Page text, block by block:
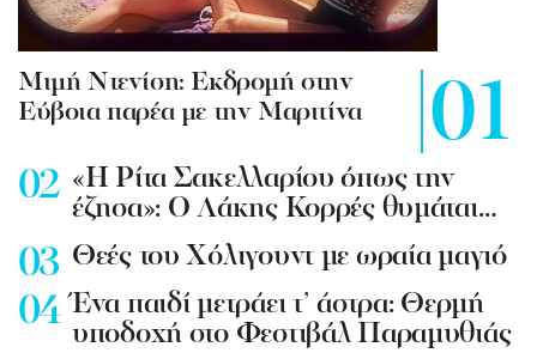
Mιμή Ντενίση: Εκδρομή στην
Εύβοια παρέα με την Μαριτίνα
«Η Ρίτα Σακελλαρίου όπως την
έζησα»: Ο Λάκης Κορρές θυμάται…
Θεές του Χόλιγουντ με ωραία μαγιό
Ένα παιδί μετράει τ’ άστρα: Θερμή
υποδοχή στο Φεστιβάλ Παραμυθιάς